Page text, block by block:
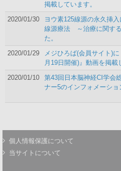
掲載しています。
2020/01/30
ヨウ素125線源の永久挿
線源療法 ～治療に関す
た。
2020/01/29
メジひろば(会員サイト)
月19日開催)』動画を掲載
2020/01/10
第43回日本脳神経CI学会
ナー5のインフォメーショ
個人情報保護について
当サイトについて